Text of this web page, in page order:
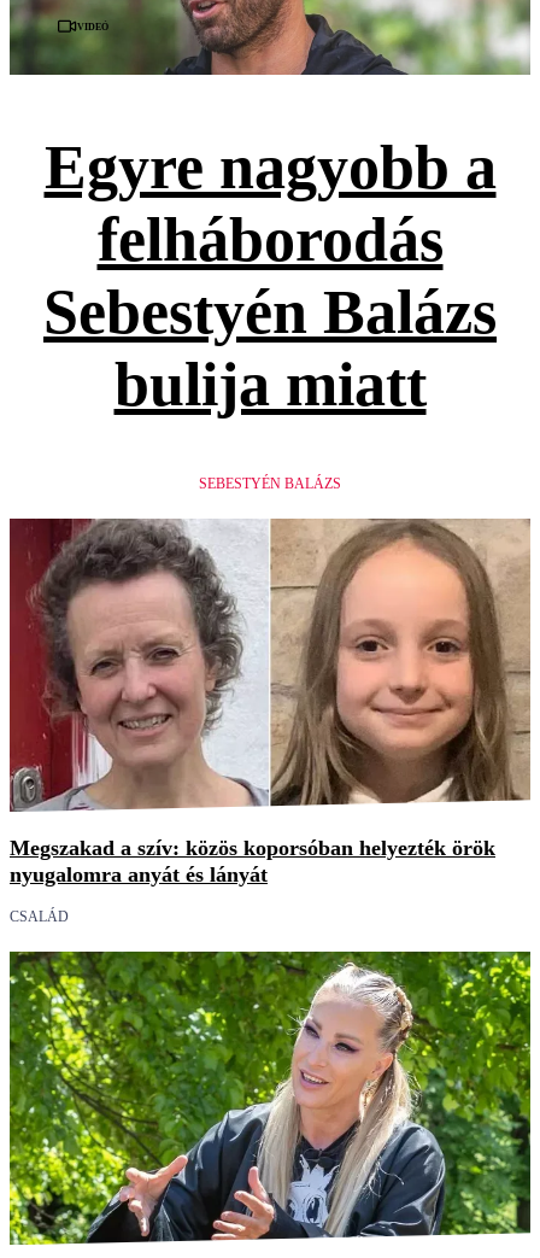
Videó
Egyre nagyobb a
felháborodás
Sebestyén Balázs
bulija miatt
SEBESTYÉN BALÁZS
Megszakad a szív: közös koporsóban helyezték örök
nyugalomra anyát és lányát
CSALÁD